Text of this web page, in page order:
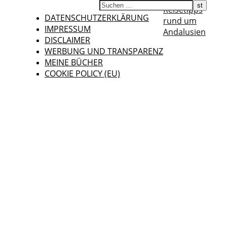
DATENSCHUTZERKLÄRUNG
IMPRESSUM
DISCLAIMER
WERBUNG UND TRANSPARENZ
MEINE BÜCHER
COOKIE POLICY (EU)
Reisetipps
rund um
Andalusien